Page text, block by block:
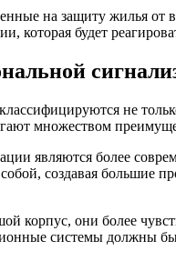
на защиту жилья от
которая будет
не
множеством
являются более
создавая большие
корпус, они более
системы должны